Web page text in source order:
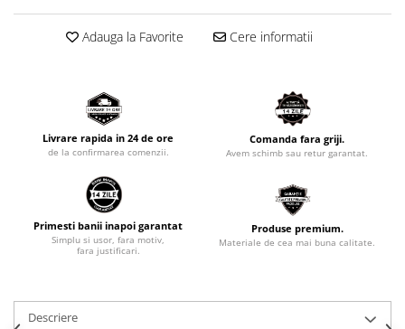
Adauga la Favorite Cere informatii
Livrare rapida in 24 de ore
de la confirmarea comenzii.
Comanda fara griji.
Avem schimb sau retur garantat.
Primesti banii inapoi garantat
Simplu si usor, fara motiv,
fara justificari.
Produse premium.
Materiale de cea mai buna calitate.
Descriere